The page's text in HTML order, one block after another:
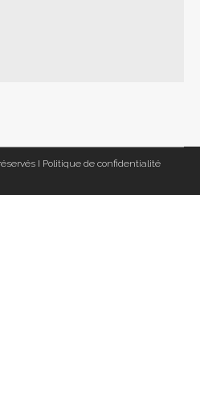
I Politique de confidentialité